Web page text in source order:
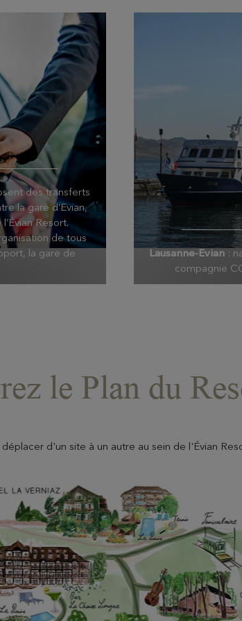
des transferts
la gare d’Evian,
Resort.
de tous
la gare de
Lausanne-Evian:
compagnie
le Plan du
d'un site à un autre au sein de l'Évian